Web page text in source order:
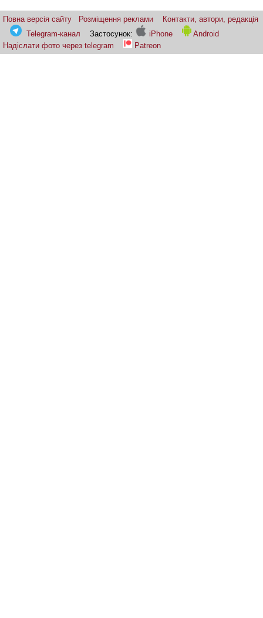
Повна версія сайту Розміщення реклами
Контакти, автори, редакція
Telegram-канал
Застосунок: iPhone
Android
Надіслати фото через telegram
Patreon